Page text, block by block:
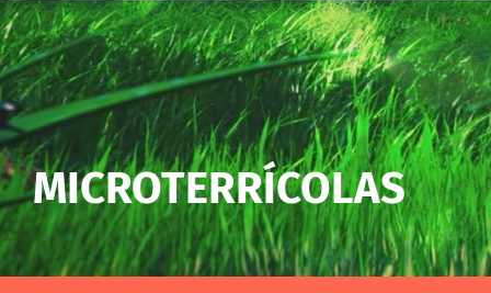
MICROTERRÍCOLAS